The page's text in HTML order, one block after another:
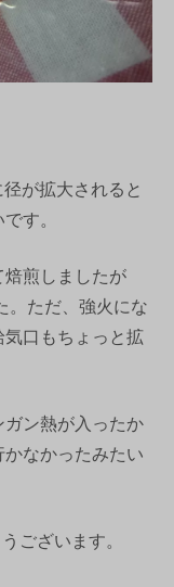
が拡大されると
す。
焙煎しましたが
。ただ、強火にな
気口もちょっと拡
ン熱が入ったか
なかったみたい
ございます。